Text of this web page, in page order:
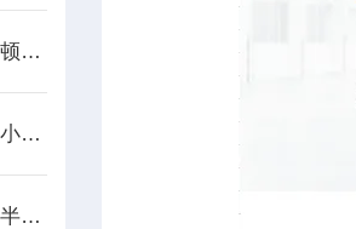
百年匠心护电行——伊顿巴斯曼熔断器详解
半导体快速熔断器：微小身躯，巨大守护——为精密电子保驾护航
毫秒之间，安全无忧：半导体快速熔断器，高效保护，让电路故障无处遁形